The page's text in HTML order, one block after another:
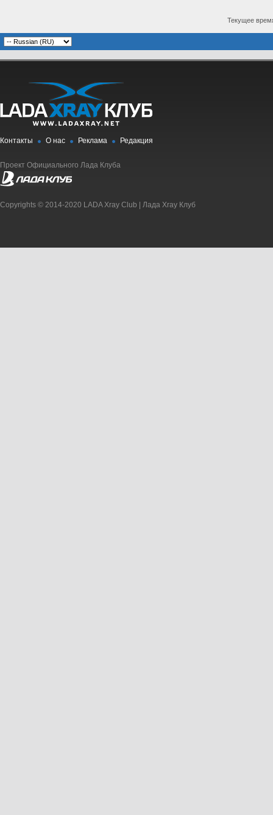
Текущее
Контакты О нас Реклама Редакция
Проект Официального Лада Клуба
Copyrights © 2014-2020 LADA Xray Club | Лада Xray Клуб